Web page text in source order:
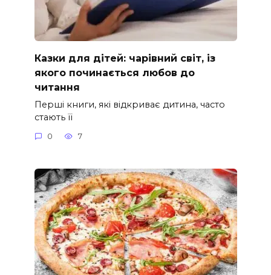
Казки для дітей: чарівний світ, із
якого починається любов до
читання
Перші книги, які відкриває дитина, часто
стають її
0 7